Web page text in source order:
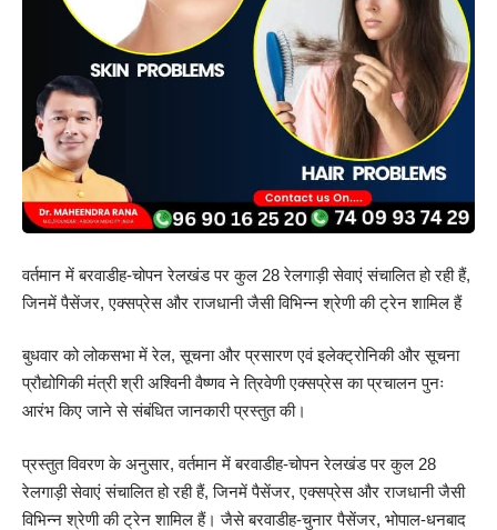
वर्तमान में बरवाडीह-चोपन रेलखंड पर कुल 28 रेलगाड़ी सेवाएं संचालित हो रही हैं,
जिनमें पैसेंजर, एक्सप्रेस और राजधानी जैसी विभिन्न श्रेणी की ट्रेन शामिल हैं
बुधवार को लोकसभा में रेल, सूचना और प्रसारण एवं इलेक्ट्रोनिकी और सूचना
प्रौद्योगिकी मंत्री श्री अश्विनी वैष्णव ने त्रिवेणी एक्सप्रेस का प्रचालन पुनः
आरंभ किए जाने से संबंधित जानकारी प्रस्तुत की।
प्रस्तुत विवरण के अनुसार, वर्तमान में बरवाडीह-चोपन रेलखंड पर कुल 28
रेलगाड़ी सेवाएं संचालित हो रही हैं, जिनमें पैसेंजर, एक्सप्रेस और राजधानी जैसी
विभिन्न श्रेणी की ट्रेन शामिल हैं। जैसे बरवाडीह-चुनार पैसेंजर, भोपाल-धनबाद